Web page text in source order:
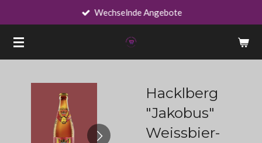
springen
Wechselnde Angebote
Hacklberg
"Jakobus"
Weissbier-